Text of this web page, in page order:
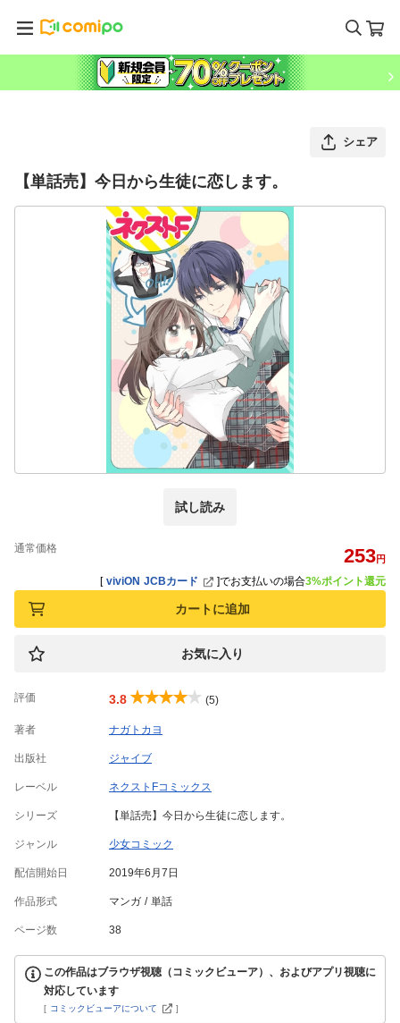
シェア
【単話売】今日から生徒に恋します。
試し読み
通常価格 253円
[ viviON JCBカード ]でお支払いの場合3%ポイント還元
カートに追加
お気に入り
評価 3.8 (5)
著者 ナガトカヨ
出版社 ジャイブ
レーベル ネクストFコミックス
シリーズ 【単話売】今日から生徒に恋します。
ジャンル 少女コミック
配信開始日 2019年6月7日
作品形式 マンガ 単話
ページ数 38
この作品はブラウザ視聴（コミックビューア）、およびアプリ視聴に
対応しています
[ コミックビューアについて ]